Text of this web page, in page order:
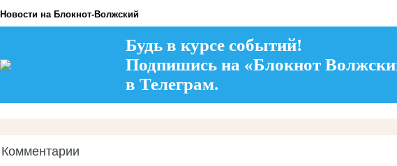
Новости на Блoкнoт-Волжский
Будь в курсе событий!
Подпишись на «Блокнот
в Телеграм.
Комментарии